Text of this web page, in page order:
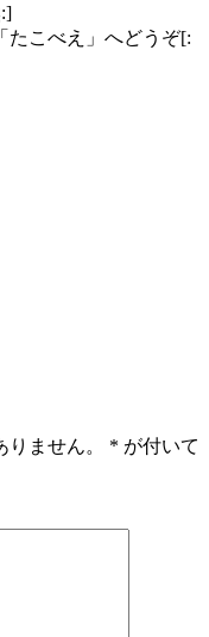
こべえ」へどうぞ[:
ません。 * が付いて